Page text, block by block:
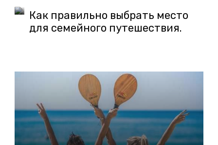
Как правильно выбрать место
для семейного путешествия.